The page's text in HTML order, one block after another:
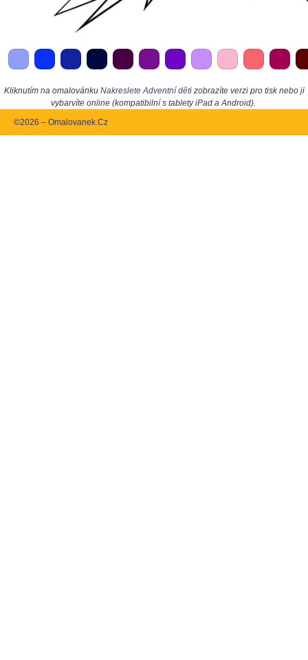
Kliknutím na omalovánku Nakreslete Adventní dětizobrazíte verzi pro tisk nebo ji
vybarvíte online (kompatibilní s tablety iPad a Android).
©2026 – Omalovanek.Cz